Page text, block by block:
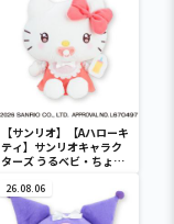
【サンリオ】【Aハローキ
ティ】サンリオキャラク
ターズ うるベビ・ちょい
26.08.06